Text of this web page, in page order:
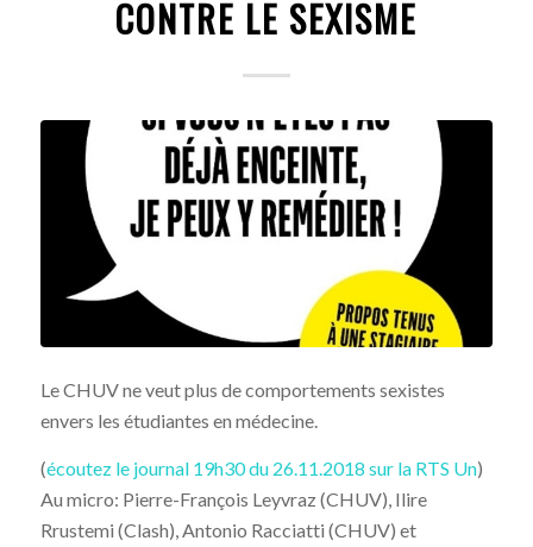
CONTRE LE SEXISME
Le CHUV ne veut plus de comportements sexistes
envers les étudiantes en médecine.
(écoutez le journal 19h30 du 26.11.2018 sur la RTS Un)
Au micro: Pierre-François Leyvraz (CHUV), Ilire
Rrustemi (Clash), Antonio Racciatti (CHUV) et